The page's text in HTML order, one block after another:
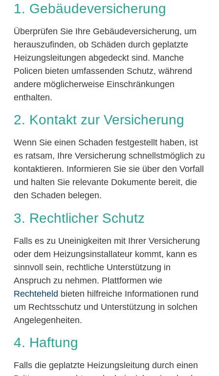
1. Gebäudeversicherung
Überprüfen Sie Ihre Gebäudeversicherung, um
herauszufinden, ob Schäden durch geplatzte
Heizungsleitungen abgedeckt sind. Manche
Policen bieten umfassenden Schutz, während
andere möglicherweise Einschränkungen
enthalten.
2. Kontakt zur Versicherung
Wenn Sie einen Schaden festgestellt haben, ist
es ratsam, Ihre Versicherung schnellstmöglich zu
kontaktieren. Informieren Sie sie über den Vorfall
und halten Sie relevante Dokumente bereit, die
den Schaden belegen.
3. Rechtlicher Schutz
Falls es zu Uneinigkeiten mit Ihrer Versicherung
oder dem Heizungsinstallateur kommt, kann es
sinnvoll sein, rechtliche Unterstützung in
Anspruch zu nehmen. Plattformen wie
Rechteheld bieten hilfreiche Informationen rund
um Rechtsschutz und Unterstützung in solchen
Angelegenheiten.
4. Haftung
Falls die geplatzte Heizungsleitung durch einen